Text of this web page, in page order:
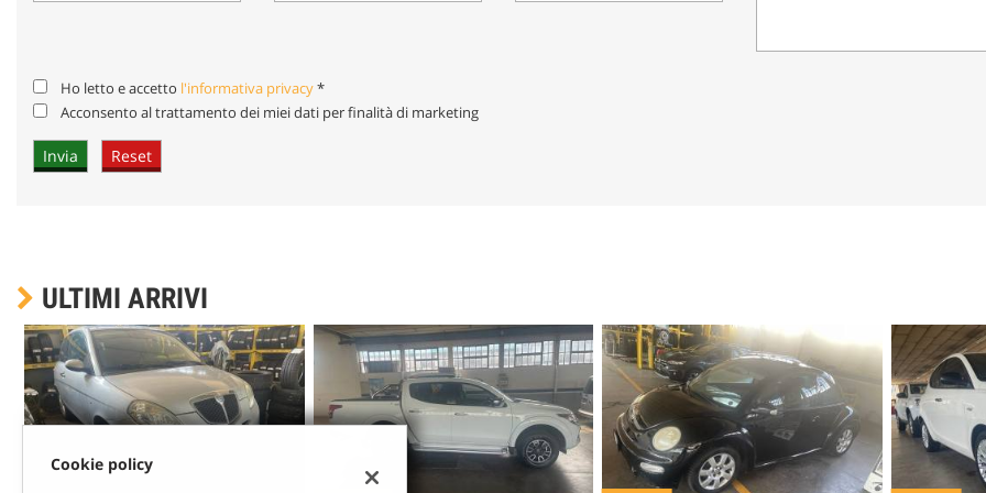
Ho letto e accetto l'informativa privacy*
Acconsento al trattamento dei miei dati per finalità di marketing
ULTIMI ARRIVI
Cookie policy